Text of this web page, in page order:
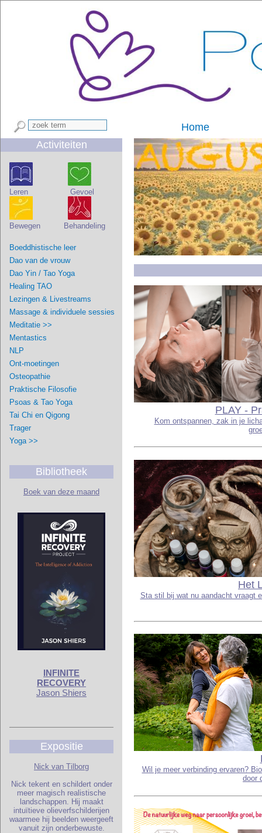
Home
Activiteiten
Leren Gevoel
Bewegen Behandeling
Boeddhistische leer
Dao van de vrouw
Dao Yin / Tao Yoga
Healing TAO
Lezingen & Livestreams
Massage & individuele sessies
Meditatie >>
Mentastics
NLP
Ont-moetingen
Osteopathie
Praktische Filosofie
Psoas & Tao Yoga
Tai Chi en Qigong
Trager
Yoga >>
Bibliotheek
Boek van deze maand
INFINITE
RECOVERY
Jason Shiers
Expositie
Nick van Tilborg
Nick tekent en schildert onder
meer magisch realistische
landschappen. Hij maakt
intuïtieve olieverfschilderijen
waarmee hij beelden weergeeft
vanuit zijn onderbewuste.
PLAY -
Kom ontspannen, zak in je
Het
Sta stil bij wat nu aandacht vraagt
Wil je meer verbinding ervaren?
door